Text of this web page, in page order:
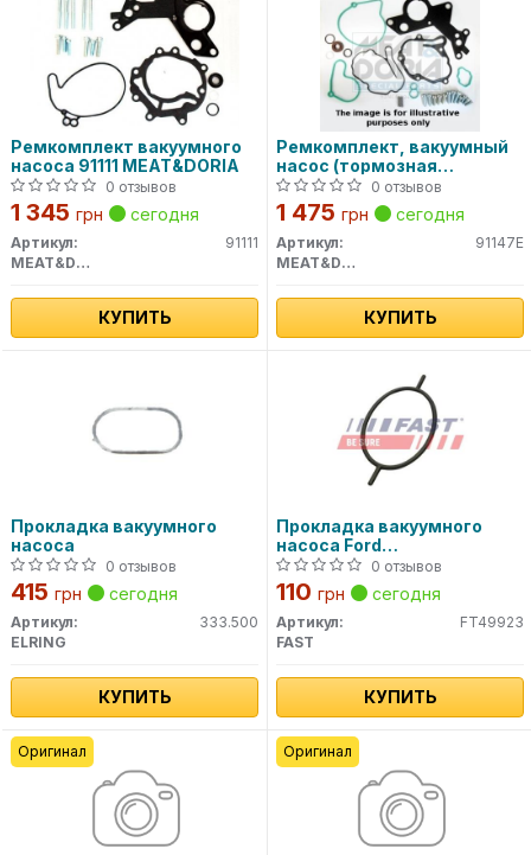
Ремкомплект вакуумного
насоса 91111 MEAT&DORIA
0 отзывов
1 345 грн сегодня
Артикул:
91111
MEAT&DORIA
КУПИТЬ
Ремкомплект, вакуумный
насос (тормозная
установка) MEAT&DORIA
0 отзывов
1 475 грн сегодня
Артикул:
91147E
MEAT&DORIA
КУПИТЬ
Прокладка вакуумного
насоса
0 отзывов
415 грн сегодня
Артикул:
333.500
ELRING
КУПИТЬ
Прокладка вакуумного
насоса Ford
Focus/Connect/Escort/
1.8D/1.8TD/1.8TDCI
0 отзывов
110 грн сегодня
Артикул:
FT49923
FAST
КУПИТЬ
Оригинал Оригинал